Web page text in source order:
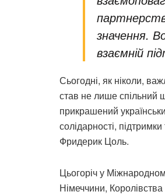
значення.
взаємній
Сьогодні, як ніколи,
став не лише спільний
прикрашений
солідарності,
Фридерик Цоль.
Цьогоріч у
Німеччини,